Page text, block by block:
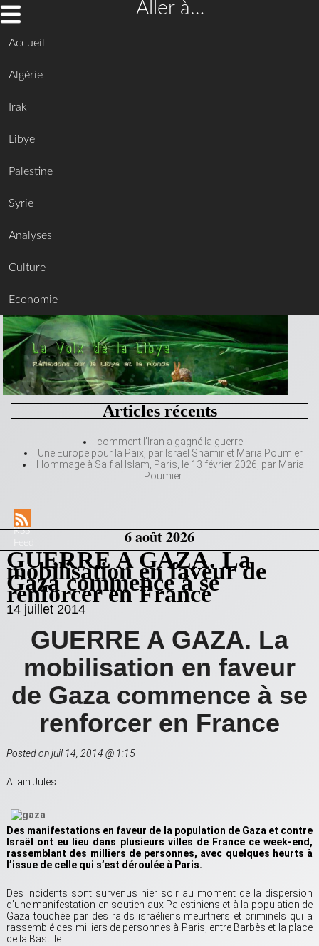
Aller à…
Accueil
Algérie
Irak
Libye
Palestine
Syrie
Analyses
Culture
Economie
Articles récents
comment l’Iran a gagné la guerre
Une Europe pour la Paix, par Israël Shamir et Maria Poumier
Hommage à Saif al Islam, Paris, le 13 février 2026, par Maria
Poumier
RSS
6 août 2026
GUERRE A GAZA. La
mobilisation en faveur de
Gaza commence à se
renforcer en France
14 juillet 2014
GUERRE A GAZA. La
mobilisation en faveur
de Gaza commence à se
renforcer en France
Posted on juil 14, 2014 @ 1:15
Allain Jules
Des manifestations en faveur de la population de Gaza et contre
Israël ont eu lieu dans plusieurs villes de France ce week-end,
rassemblant des milliers de personnes, avec quelques heurts à
l’issue de celle qui s’est déroulée à Paris.
Des incidents sont survenus hier soir au moment de la dispersion
d’une manifestation en soutien aux Palestiniens et à la population de
Gaza touchée par des raids israéliens meurtriers et criminels qui a
rassemblé des milliers de personnes à Paris, entre Barbès et la place
de la Bastille.